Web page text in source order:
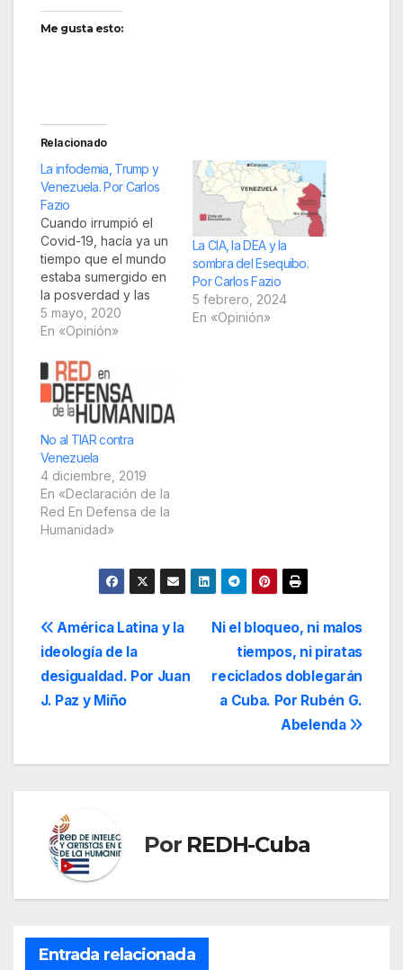
Me gusta esto:
Relacionado
La infodemia, Trump y
Venezuela. Por Carlos
Fazio
Cuando irrumpió el
Covid-19, hacía ya un
tiempo que el mundo
estaba sumergido en
la posverdad y las
noticias falsas (fake
news). La
contaminación de la
información con
contenidos falsos que
aparecen como
verdaderos y son
fabricados para
manipular las
emociones e impactar
en la opinión pública
de…
5 mayo, 2020
En «Opinión»
La CIA, la DEA y la
sombra del Esequibo.
Por Carlos Fazio
5 febrero, 2024
En «Opinión»
No al TIAR contra
Venezuela
4 diciembre, 2019
En «Declaración de la
Red En Defensa de la
Humanidad»
Navegación
de
entradas
Ni el bloqueo, ni malos
tiempos, ni piratas
reciclados doblegarán
a Cuba. Por Rubén G.
Abelenda
América Latina y la
ideología de la
desigualdad. Por Juan
J. Paz y Miño
Por REDH-Cuba
Entrada relacionada